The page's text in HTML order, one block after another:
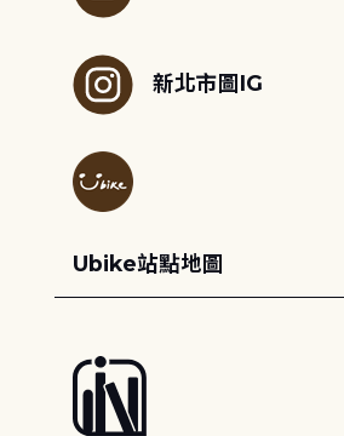
新北市圖IG
Ubike站點地圖